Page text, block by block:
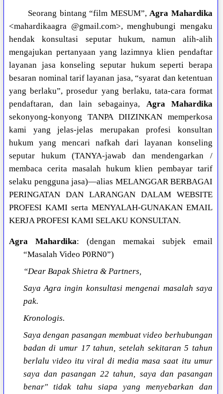
Seorang bintang “film MESUM”,Agra Mahardika
<mahardikaagra @gmail.com>, menghubungi mengaku
hendak konsultasi seputar hukum, namun alih-alih
mengajukan pertanyaan yang lazimnya klien pendaftar
layanan jasa konseling seputar hukum seperti berapa
besaran nominal tarif layanan jasa, “syarat dan ketentuan
yang berlaku”, prosedur yang berlaku, tata-cara format
pendaftaran, dan lain sebagainya, Agra Mahardika
sekonyong-konyong TANPA DIIZINKAN memperkosa
kami yang jelas-jelas merupakan profesi konsultan
hukum yang mencari nafkah dari layanan konseling
seputar hukum (TANYA-jawab dan mendengarkan /
membaca cerita masalah hukum klien pembayar tarif
selaku pengguna jasa)—alias MELANGGAR BERBAGAI
PERINGATAN DAN LARANGAN DALAM WEBSITE
PROFESI KAMI serta MENYALAH-GUNAKAN EMAIL
KERJA PROFESI KAMI SELAKU KONSULTAN.
Agra Mahardika: (dengan memakai subjek email
“Masalah Video P0RN0”)
“Dear Bapak Shietra & Partners,
Saya Agra ingin konsultasi mengenai masalah saya
pak.
Kronologis.
Saya dengan pasangan membuat video berhubungan
badan di umur 17 tahun, setelah sekitaran 5 tahun
berlalu video itu viral di media masa saat itu umur
saya dan pasangan 22 tahun, saya dan pasangan
benar" tidak tahu siapa yang menyebarkan dan